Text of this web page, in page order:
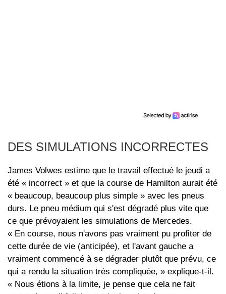
DES SIMULATIONS INCORRECTES
James Volwes estime que le travail effectué le jeudi a
été « incorrect » et que la course de Hamilton aurait été
« beaucoup, beaucoup plus simple » avec les pneus
durs. Le pneu médium qui s'est dégradé plus vite que
ce que prévoyaient les simulations de Mercedes.
« En course, nous n'avons pas vraiment pu profiter de
cette durée de vie (anticipée), et l'avant gauche a
vraiment commencé à se dégrader plutôt que prévu, ce
qui a rendu la situation très compliquée, » explique-t-il.
« Nous étions à la limite, je pense que cela ne fait